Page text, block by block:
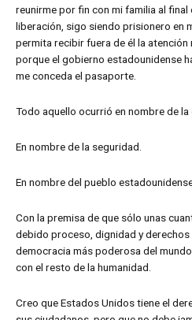
reunirme por fin con mi familia al
liberación, sigo siendo prisionero en
permita recibir fuera de él la
porque el gobierno estadounidense
me conceda el pasaporte.
Todo aquello ocurrió en nombre de la
En nombre de la seguridad.
En nombre del pueblo
Con la premisa de que sólo unas
debido proceso, dignidad y derechos
democracia más poderosa del
con el resto de la humanidad.
Creo que Estados Unidos tiene el